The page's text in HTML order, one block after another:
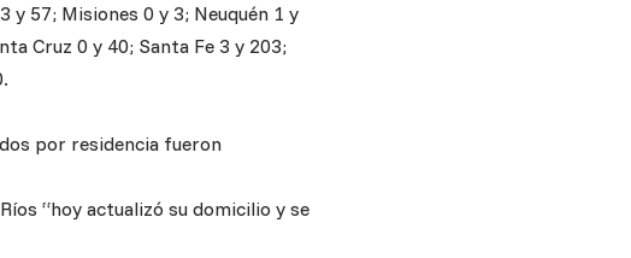
y 57; Misiones 0 y 3; Neuquén 1 y
Cruz 0 y 40; Santa Fe 3 y 203;
por residencia fueron
“hoy actualizó su domicilio y se